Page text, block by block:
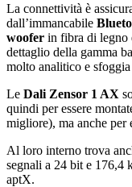
La connettività è
dall’immancabile
woofer in fibra di legno
dettaglio della gamma
molto analitico e
Le Dali Zensor 1 AX
quindi per essere
migliore), ma anche per
Al loro interno trova
segnali a 24 bit e 176,4
aptX.